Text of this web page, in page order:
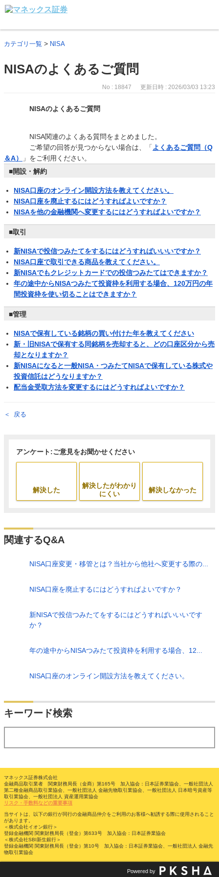
カテゴリ一覧 > NISA
NISAのよくあるご質問
No : 18847 更新日時 : 2026/03/03 13:23
NISAのよくあるご質問
NISA関連のよくある質問をまとめました。
ご希望の回答が見つからない場合は、「 よくあるご質問（Q
＆A）
」をご利用ください。
■開設・解約
NISA口座のオンライン開設方法を教えてください。
NISA口座を廃止するにはどうすればよいですか？
NISAを他の金融機関へ変更するにはどうすればよいですか？
■取引
新NISAで投信つみたてをするにはどうすればいいいですか？
NISA口座で取引できる商品を教えてください。
新NISAでもクレジットカードでの投信つみたてはできますか？
年の途中からNISAつみたて投資枠を利用する場合、120万円の年
間投資枠を使い切ることはできますか？
■管理
NISAで保有している銘柄の買い付けた年を教えてください
新・旧NISAで保有する同銘柄を売却すると、どの口座区分から売
却となりますか？
新NISAになると一般NISA・つみたてNISAで保有している株式や
投資信託はどうなりますか？
配当金受取方法を変更するにはどうすればよいですか？
戻る
アンケート:ご意見をお聞かせください
解決した
解決したがわかり
にくい
解決しなかった
関連するQ&A
NISA口座変更・移管とは？当社から他社へ変更する際の...
NISA口座を廃止するにはどうすればよいですか？
新NISAで投信つみたてをするにはどうすればいいいです
か？
年の途中からNISAつみたて投資枠を利用する場合、12...
NISA口座のオンライン開設方法を教えてください。
キーワード検索
マネックス証券株式会社
金融商品取引業者 関東財務局長（金商）第165号 加入協会：日本証券業協会、一般社団法人
第二種金融商品取引業協会、一般社団法人 金融先物取引業協会、一般社団法人 日本暗号資産等
取引業協会、一般社団法人 資産運用業協会
リスク・手数料などの重要事項
当サイトは、以下の銀行が同行の金融商品仲介をご利用のお客様へ勧誘する際に使用されること
があります。
＜株式会社イオン銀行＞
登録金融機関 関東財務局長（登金）第633号 加入協会：日本証券業協会
＜株式会社SBI新生銀行＞
登録金融機関 関東財務局長（登金）第10号 加入協会：日本証券業協会、一般社団法人 金融先
物取引業協会
Powered by